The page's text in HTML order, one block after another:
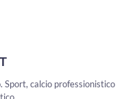
calcio professionistico